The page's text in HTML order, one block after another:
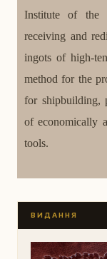
Institute of the
receiving and
ingots of high-
method for the
for shipbuilding,
of economically
tools.
ВИДАННЯ